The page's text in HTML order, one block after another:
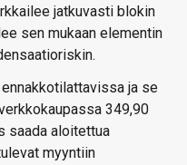
jatkuvasti blokin
sen mukaan elementin
ennakkotilattavissa ja se
349,90
saada aloitettua
myyntiin